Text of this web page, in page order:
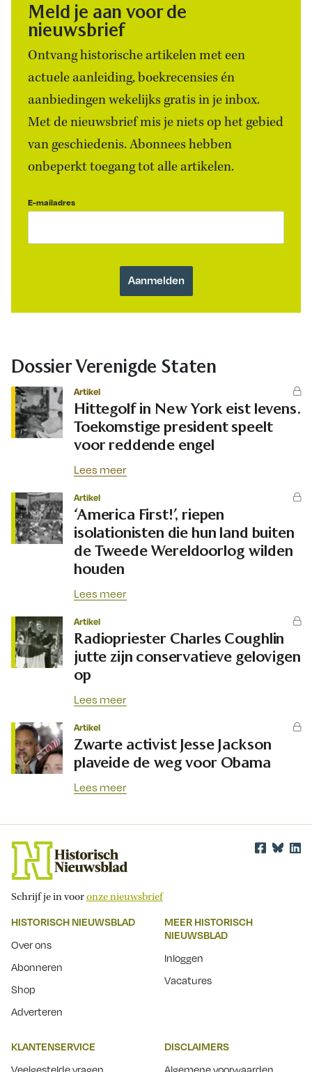
Meld je aan voor de
nieuwsbrief
Ontvang historische artikelen met een
actuele aanleiding, boekrecensies én
aanbiedingen wekelijks gratis in je inbox.
Met de nieuwsbrief mis je niets op het gebied
van geschiedenis. Abonnees hebben
onbeperkt toegang tot alle artikelen.
E-mailadres
Dossier Verenigde Staten
Artikel
Hittegolf in New York eist levens.
Toekomstige president speelt
voor reddende engel
Lees meer
Artikel
‘America First!’, riepen
isolationisten die hun land buiten
de Tweede Wereldoorlog wilden
houden
Lees meer
Artikel
Radiopriester Charles Coughlin
jutte zijn conservatieve gelovigen
op
Lees meer
Artikel
Zwarte activist Jesse Jackson
plaveide de weg voor Obama
Lees meer
Schrijf je in vooronze nieuwsbrief
HISTORISCH NIEUWSBLAD
Over ons
Abonneren
Shop
Adverteren
MEER HISTORISCH
NIEUWSBLAD
Inloggen
Vacatures
KLANTENSERVICE
Veelgestelde vragen
DISCLAIMERS
Algemene voorwaarden